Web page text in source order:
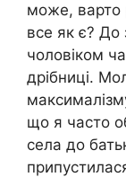
може, варто
все як є? До
чоловіком
дрібниці.
що я часто
села до